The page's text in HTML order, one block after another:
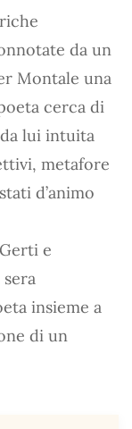
da un
Montale una
cerca di
lui intuita
metafore
d’animo
e
insieme a
di un